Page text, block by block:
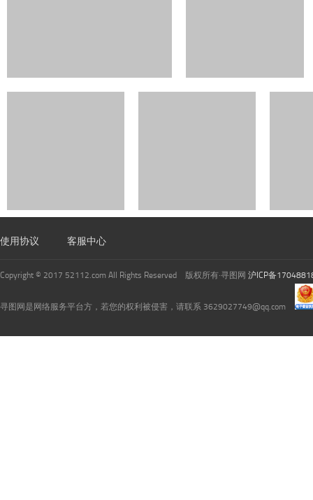
使用协议 客服中心
Copyright © 2017 52112.com All Rights Reserved 版权所有·寻图网 沪ICP备
寻图网是网络服务平台方，若您的权利被侵害，请联系 3629027749@qq.com